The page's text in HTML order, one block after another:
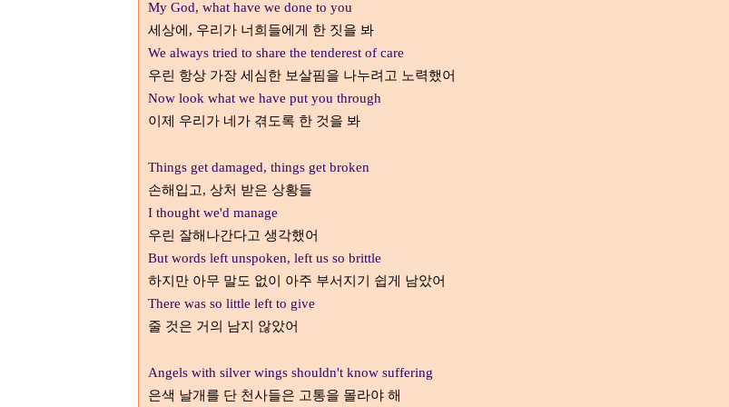
My God, what have we done to you
세상에, 우리가 너희들에게 한 짓을 봐
We always tried to share the tenderest of care
우린 항상 가장 세심한 보살핌을 나누려고 노력했어
Now look what we have put you through
이제 우리가 네가 겪도록 한 것을 봐
Things get damaged, things get broken
손해입고, 상처 받은 상황들
I thought we'd manage
우린 잘해나간다고 생각했어
But words left unspoken, left us so brittle
하지만 아무 말도 없이 아주 부서지기 쉽게 남았어
There was so little left to give
줄 것은 거의 남지 않았어
Angels with silver wings shouldn't know suffering
은색 날개를 단 천사들은 고통을 몰라야 해